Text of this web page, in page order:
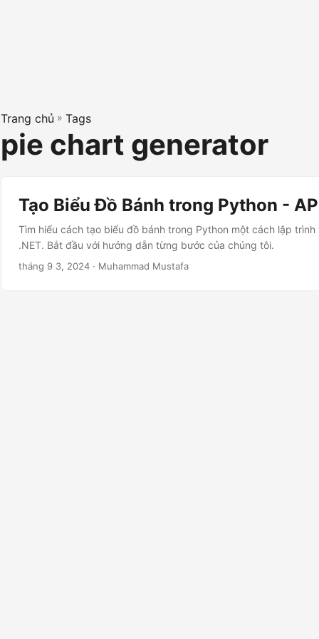
Trang chủ » Tags
pie chart generator
Tạo Biểu Đồ Bánh trong Python -
Tìm hiểu cách tạo biểu đồ bánh trong Python một cách lập
.NET. Bắt đầu với hướng dẫn từng bước của chúng tôi.
tháng 9 3, 2024 · Muhammad Mustafa